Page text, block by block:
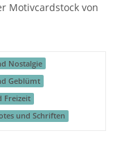
Motivcardstock von
Nostalgie
Geblümt
Freizeit
und Schriften